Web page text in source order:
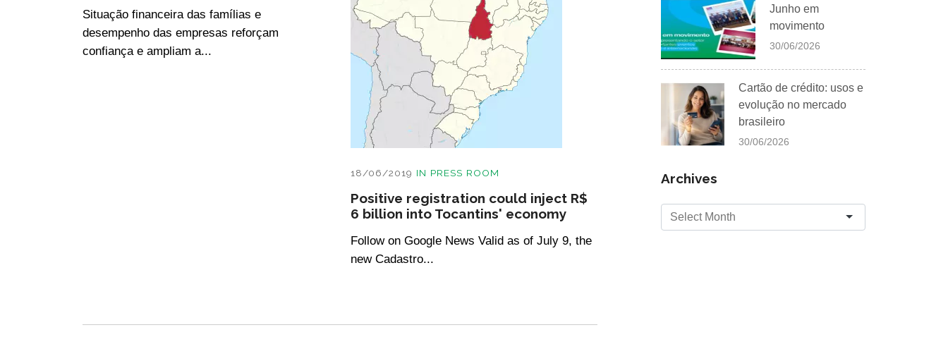
Situação financeira das famílias e
desempenho das empresas reforçam
confiança e ampliam a...
18/06/2019 IN PRESS ROOM
Positive registration could inject R$
6 billion into Tocantins' economy
Follow on Google News Valid as of July 9, the
new Cadastro...
Junho em
movimento
30/06/2026
Cartão de crédito: usos e
evolução no mercado
brasileiro
30/06/2026
Archives